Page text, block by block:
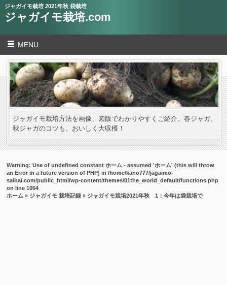
ジャガイモ栽培 2021年秋 袋栽培
ジャガイモ栽培.com
MENU
ジャガイモ栽培方法を画像、図版でわかりやすくご紹介。春ジャガ、
秋ジャガのコツも。おいしく大収穫！
Warning: Use of undefined constant ホーム - assumed 'ホーム' (this will throw
an Error in a future version of PHP) in/home/kano777/jagaimo-
saibai.com/public_html/wp-content/themes/01the_world_default/functions.php
on line1064
ホーム » ジャガイモ 栽培記録 » ジャガイモ栽培2021年秋 1：今年は袋栽培で